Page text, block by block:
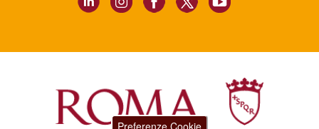
Preferenze Cookie